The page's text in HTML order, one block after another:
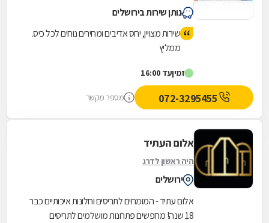
נותן שירות בירושלים
שירות מצויין, יחס אדיבים ומחירים נוחים לכל כיס.
ממליץ
זמיןעד 16:00
מספר מקשר
אלום העתיד
היה ראשון לדרג
ירושלים
אלום עתיד - המומחים לתריסים וחלונות איכותיים כבר
18 שנה! מחפשים פתרונות מושלמים לתריסים